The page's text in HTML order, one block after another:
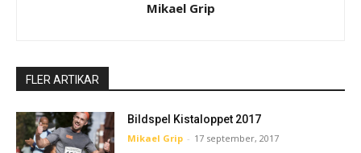
Mikael Grip
FLER ARTIKAR
Bildspel Kistaloppet 2017
Mikael Grip - 17 september, 2017